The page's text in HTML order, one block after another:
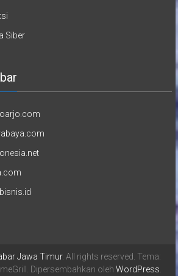
Siber
Jawa Timur. All rights reserved. Tema:
Dipersembahkan oleh WordPress.